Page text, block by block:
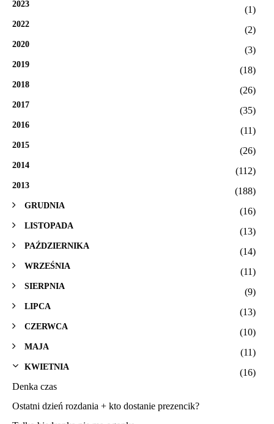
2023
(1)
2022
(2)
2020
(3)
2019
(18)
2018
(26)
2017
(35)
2016
(11)
2015
(26)
2014
(112)
2013
(188)
GRUDNIA
(16)
LISTOPADA
(13)
PAŹDZIERNIKA
(14)
WRZEŚNIA
(11)
SIERPNIA
(9)
LIPCA
(13)
CZERWCA
(10)
MAJA
(11)
KWIETNIA
(16)
Denka czas
Ostatni dzień rozdania + kto dostanie prezencik?